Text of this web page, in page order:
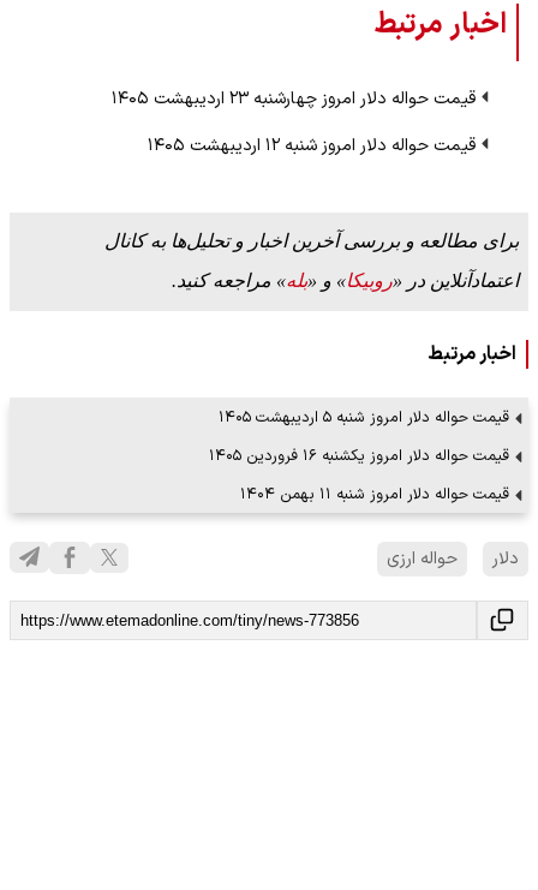
اخبار مرتبط
قیمت حواله دلار امروز چهارشنبه ۲۳ اردیبهشت ۱۴۰۵
قیمت حواله دلار امروز شنبه ۱۲ اردیبهشت ۱۴۰۵
برای مطالعه و بررسی آخرین اخبار و تحلیل‌ها به کانال
اعتمادآنلاین در «روبیکا» و «بله» مراجعه کنید.
اخبار مرتبط
قیمت حواله دلار امروز شنبه ۵ اردیبهشت ۱۴۰۵
قیمت حواله دلار امروز یکشنبه ۱۶ فروردین ۱۴۰۵
قیمت حواله دلار امروز شنبه ۱۱ بهمن ۱۴۰۴
دلار حواله ارزی